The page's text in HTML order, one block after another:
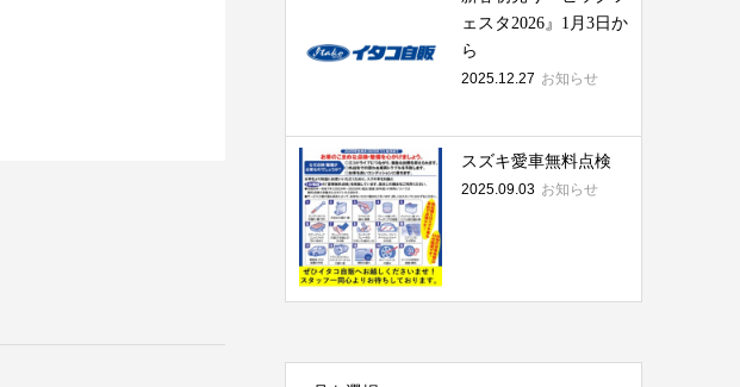
ェスタ2026』1月3日か
ら
2025.12.27 お知らせ
スズキ愛車無料点検
2025.09.03 お知らせ